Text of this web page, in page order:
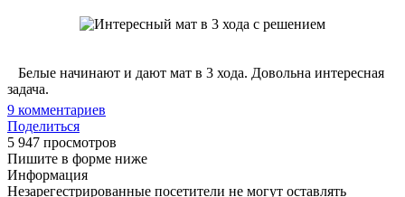
Белые начинают и дают мат в 3 хода. Довольна интересная
задача.
9 комментариев
Поделиться
5 947 просмотров
Пишите в форме ниже
Информация
Незарегестрированные посетители не могут оставлять